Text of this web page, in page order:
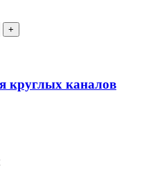
круглых каналов